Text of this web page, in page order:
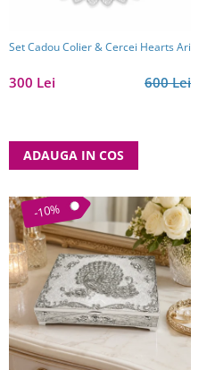
Cele mai votate
Pret
100 Lei - 200 Lei
200 Lei - 300 Lei
500 Lei - 1000 Lei
1000 Lei +
Set Cadou Colier & Cercei Hearts Ari
600 Lei
300 Lei
ADAUGA IN COS
-10%